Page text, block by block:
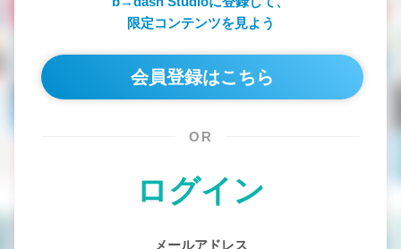
限定コンテンツを見よう
会員登録はこちら
OR
ログイン
メールアドレス